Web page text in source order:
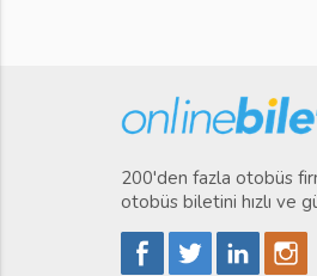
200'den fazla otobüs
otobüs biletini hızlı ve